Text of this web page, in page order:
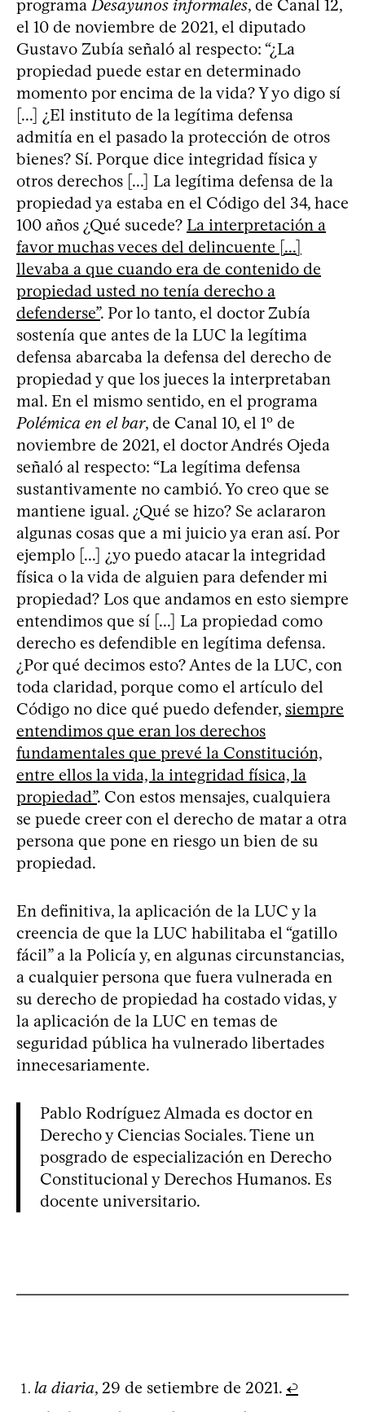
programa Desayunos informales, de Canal 12,
el 10 de noviembre de 2021, el diputado
Gustavo Zubía señaló al respecto: “¿La
propiedad puede estar en determinado
momento por encima de la vida? Y yo digo sí
[...] ¿El instituto de la legítima defensa
admitía en el pasado la protección de otros
bienes? Sí. Porque dice integridad física y
otros derechos [...] La legítima defensa de la
propiedad ya estaba en el Código del 34, hace
100 años ¿Qué sucede? La interpretación a
favor muchas veces del delincuente [...]
llevaba a que cuando era de contenido de
propiedad usted no tenía derecho a
defenderse”. Por lo tanto, el doctor Zubía
sostenía que antes de la LUC la legítima
defensa abarcaba la defensa del derecho de
propiedad y que los jueces la interpretaban
mal. En el mismo sentido, en el programa
Polémica en el bar, de Canal 10, el 1º de
noviembre de 2021, el doctor Andrés Ojeda
señaló al respecto: “La legítima defensa
sustantivamente no cambió. Yo creo que se
mantiene igual. ¿Qué se hizo? Se aclararon
algunas cosas que a mi juicio ya eran así. Por
ejemplo [...] ¿yo puedo atacar la integridad
física o la vida de alguien para defender mi
propiedad? Los que andamos en esto siempre
entendimos que sí [...] La propiedad como
derecho es defendible en legítima defensa.
¿Por qué decimos esto? Antes de la LUC, con
toda claridad, porque como el artículo del
Código no dice qué puedo defender, siempre
entendimos que eran los derechos
fundamentales que prevé la Constitución,
entre ellos la vida, la integridad física, la
propiedad”. Con estos mensajes, cualquiera
se puede creer con el derecho de matar a otra
persona que pone en riesgo un bien de su
propiedad.
En definitiva, la aplicación de la LUC y la
creencia de que la LUC habilitaba el “gatillo
fácil” a la Policía y, en algunas circunstancias,
a cualquier persona que fuera vulnerada en
su derecho de propiedad ha costado vidas, y
la aplicación de la LUC en temas de
seguridad pública ha vulnerado libertades
innecesariamente.
Pablo Rodríguez Almada es doctor en
Derecho y Ciencias Sociales. Tiene un
posgrado de especialización en Derecho
Constitucional y Derechos Humanos. Es
docente universitario.
la diaria, 29 de setiembre de 2021. ↩